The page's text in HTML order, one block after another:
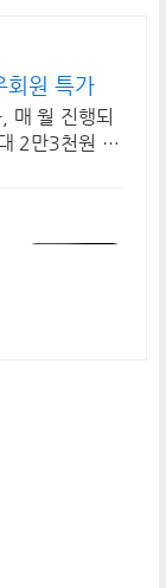
회원 특가
매 월 진행되
2만3천원 쿠